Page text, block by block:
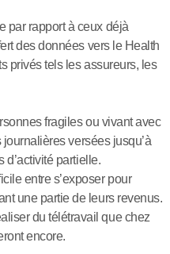
par rapport à ceux déjà
des données vers le Health
privés tels les assureurs, les
fragiles ou vivant avec
versées jusqu’à
d’activité partielle.
entre s’exposer pour
une partie de leurs revenus.
du télétravail que chez
encore.